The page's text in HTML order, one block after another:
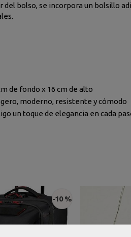
bolso, se incorpora un bolsillo
de fondo x 16 cm de alto
moderno, resistente y cómodo
un toque de elegancia en cada
-10 %